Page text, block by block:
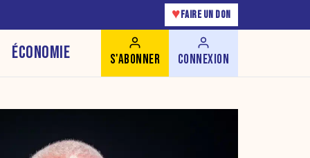
♥ FAIRE UN DON
ÉCONOMIE S'ABONNER CONNEXION